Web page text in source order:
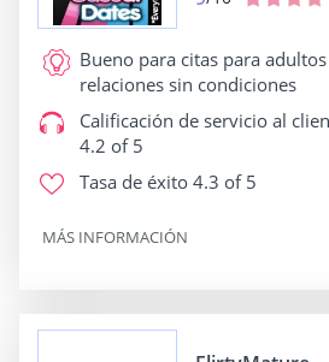
Bueno para citas para
relaciones sin condiciones
Calificación de servicio al
4.2 of 5
Tasa de éxito 4.3 of 5
MÁS INFORMACIÓN